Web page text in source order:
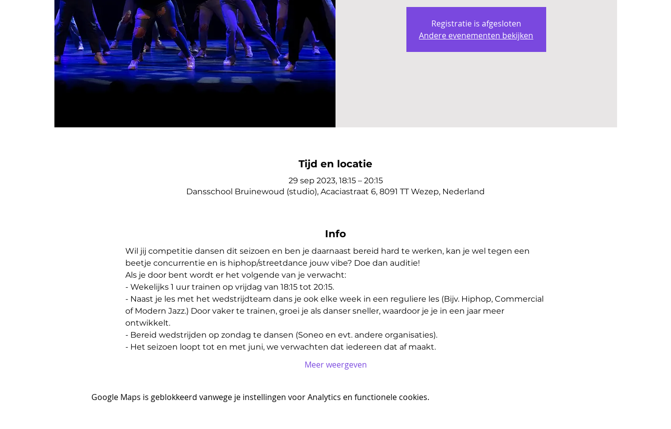
Registratie is afgesloten
Andere evenementen bekijken
Tijd en locatie
29 sep 2023, 18:15 – 20:15
Dansschool Bruinewoud (studio), Acaciastraat 6, 8091 TT Wezep, Nederland
Info
Wil jij competitie dansen dit seizoen en ben je daarnaast bereid hard te werken, kan je wel tegen een
beetje concurrentie en is hiphop/streetdance jouw vibe? Doe dan auditie!
Als je door bent wordt er het volgende van je verwacht:
- Wekelijks 1 uur trainen op vrijdag van 18:15 tot 20:15.
- Naast je les met het wedstrijdteam dans je ook elke week in een reguliere les (Bijv. Hiphop, Commercial
of Modern Jazz.) Door vaker te trainen, groei je als danser sneller, waardoor je je in een jaar meer
ontwikkelt.
- Bereid wedstrijden op zondag te dansen (Soneo en evt. andere organisaties).
- Het seizoen loopt tot en met juni, we verwachten dat iedereen dat af maakt.
Meer weergeven
Google Maps is geblokkeerd vanwege je instellingen voor Analytics en functionele cookies.